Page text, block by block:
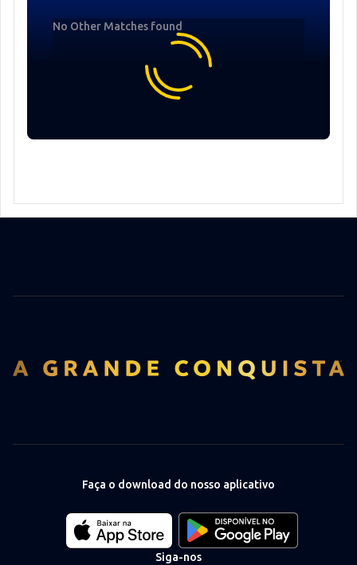
No Other Matches found
Faça o download do nosso aplicativo
Download
our
app
Download
our
app
Siga-nos